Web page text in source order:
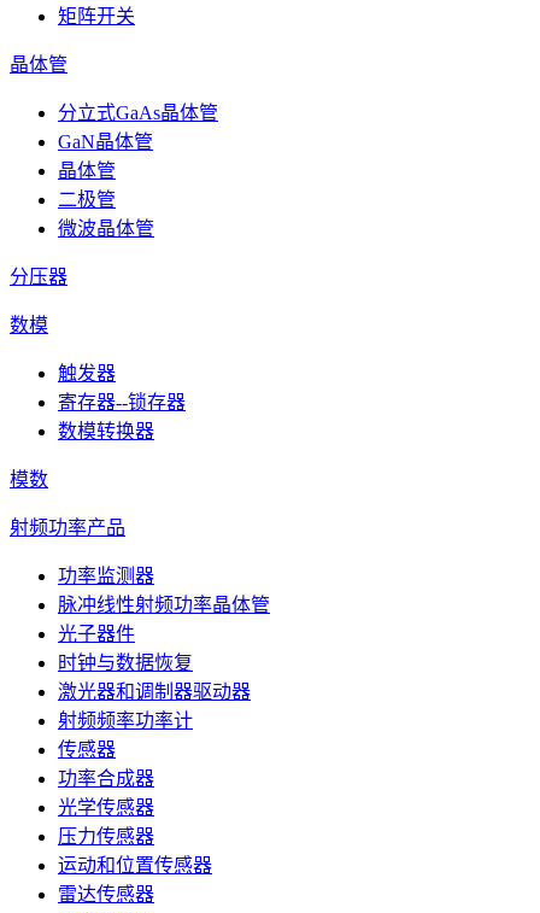
矩阵开关
晶体管
分立式GaAs晶体管
GaN晶体管
晶体管
二极管
微波晶体管
分压器
数模
触发器
寄存器--锁存器
数模转换器
模数
射频功率产品
功率监测器
脉冲线性射频功率晶体管
光子器件
时钟与数据恢复
激光器和调制器驱动器
射频频率功率计
传感器
功率合成器
光学传感器
压力传感器
运动和位置传感器
雷达传感器